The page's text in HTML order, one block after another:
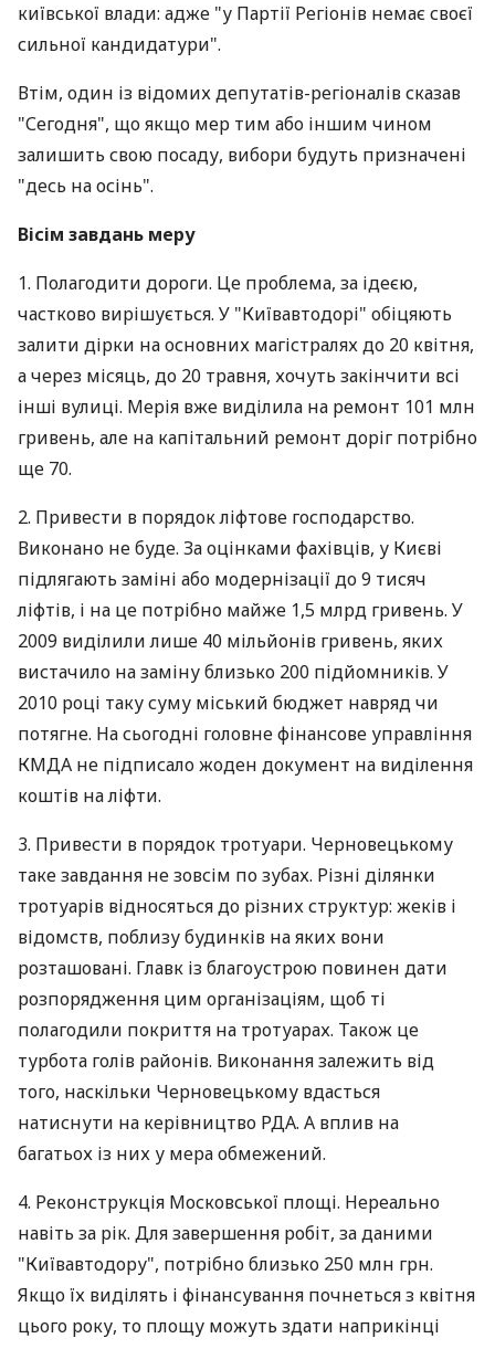
київської влади: адже "у Партії Регіонів немає своєї
сильної кандидатури".
Втім, один із відомих депутатів-регіоналів сказав
"Сегодня", що якщо мер тим або іншим чином
залишить свою посаду, вибори будуть призначені
"десь на осінь".
Вісім завдань меру
1. Полагодити дороги. Це проблема, за ідеєю,
частково вирішується. У "Київавтодорі" обіцяють
залити дірки на основних магістралях до 20 квітня,
а через місяць, до 20 травня, хочуть закінчити всі
інші вулиці. Мерія вже виділила на ремонт 101 млн
гривень, але на капітальний ремонт доріг потрібно
ще 70.
2. Привести в порядок ліфтове господарство.
Виконано не буде. За оцінками фахівців, у Києві
підлягають заміні або модернізації до 9 тисяч
ліфтів, і на це потрібно майже 1,5 млрд гривень. У
2009 виділили лише 40 мільйонів гривень, яких
вистачило на заміну близько 200 підйомників. У
2010 році таку суму міський бюджет навряд чи
потягне. На сьогодні головне фінансове управління
КМДА не підписало жоден документ на виділення
коштів на ліфти.
3. Привести в порядок тротуари. Черновецькому
таке завдання не зовсім по зубах. Різні ділянки
тротуарів відносяться до різних структур: жеків і
відомств, поблизу будинків на яких вони
розташовані. Главк із благоустрою повинен дати
розпорядження цим організаціям, щоб ті
полагодили покриття на тротуарах. Також це
турбота голів районів. Виконання залежить від
того, наскільки Черновецькому вдасться
натиснути на керівництво РДА. А вплив на
багатьох із них у мера обмежений.
4. Реконструкція Московської площі. Нереально
навіть за рік. Для завершення робіт, за даними
"Київавтодору", потрібно близько 250 млн грн.
Якщо їх виділять і фінансування почнеться з квітня
цього року, то площу можуть здати наприкінці